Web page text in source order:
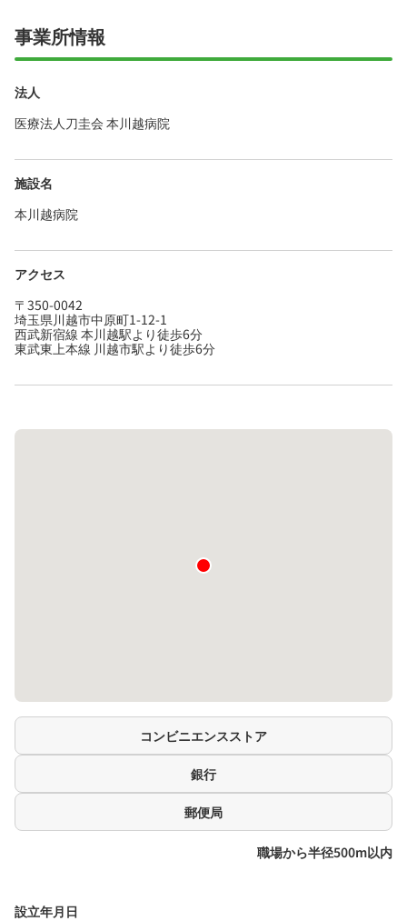
事業所情報
法人
医療法人刀圭会 本川越病院
施設名
本川越病院
アクセス
〒350-0042
埼玉県川越市中原町1-12-1
西武新宿線 本川越駅より徒歩6分
東武東上本線 川越市駅より徒歩6分
コンビニエンスストア
銀行
郵便局
職場から半径500m以内
設立年月日